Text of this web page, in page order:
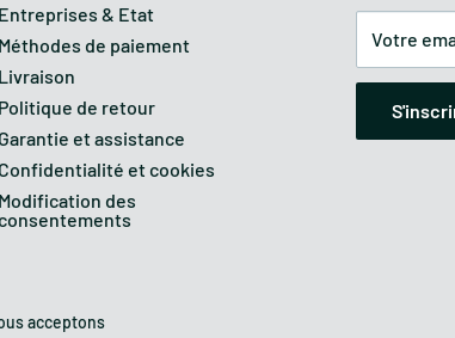
Entreprises & Etat
Méthodes de paiement
Livraison
Politique de retour
Garantie et assistance
Confidentialité et cookies
Modification des
consentements
Votre
acceptons